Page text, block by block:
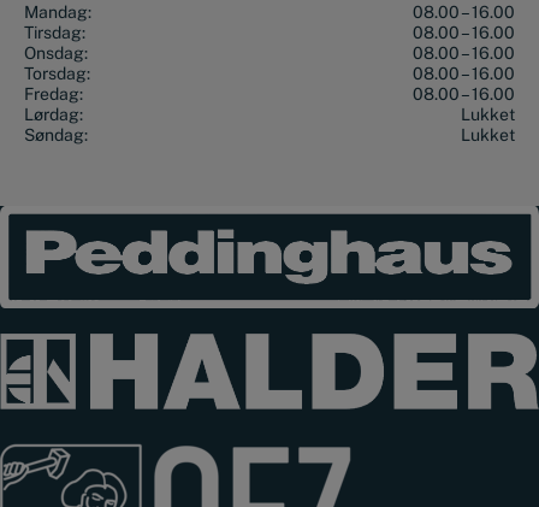
Mandag:
08.00 – 16.00
Tirsdag:
08.00 – 16.00
Onsdag:
08.00 – 16.00
Torsdag:
08.00 – 16.00
Fredag:
08.00 – 16.00
Lørdag:
Lukket
Søndag:
Lukket